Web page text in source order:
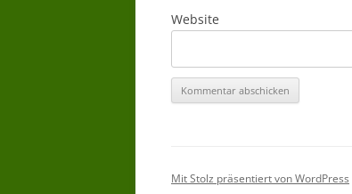
Website
Mit Stolz präsentiert von WordPress